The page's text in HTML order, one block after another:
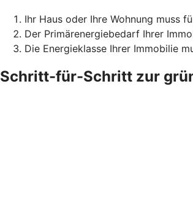
Ihr Haus oder Ihre Wohnung muss
Der Primärenergiebedarf Ihrer
Die Energieklasse Ihrer Immobilie
Schritt-für-Schritt zur